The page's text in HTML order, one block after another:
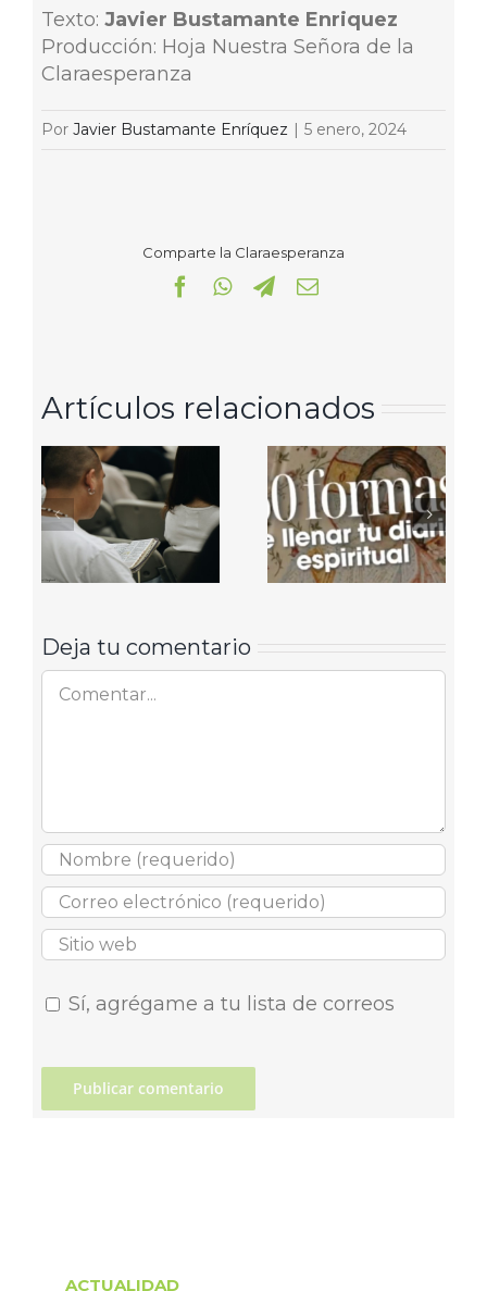
Texto: Javier Bustamante Enriquez
Producción: Hoja Nuestra Señora de la
Claraesperanza
Por Javier Bustamante Enríquez | 5 enero, 2024
Comparte la Claraesperanza
Facebook
WhatsApp
Telegram
Correo
Artículos relacionados
Deja tu comentario
Comentar
Sí, agrégame a tu lista de correos
ACTUALIDAD